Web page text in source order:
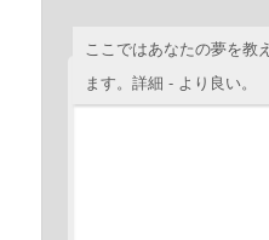
ここではあなたの夢を教
ます。詳細 - より良い。